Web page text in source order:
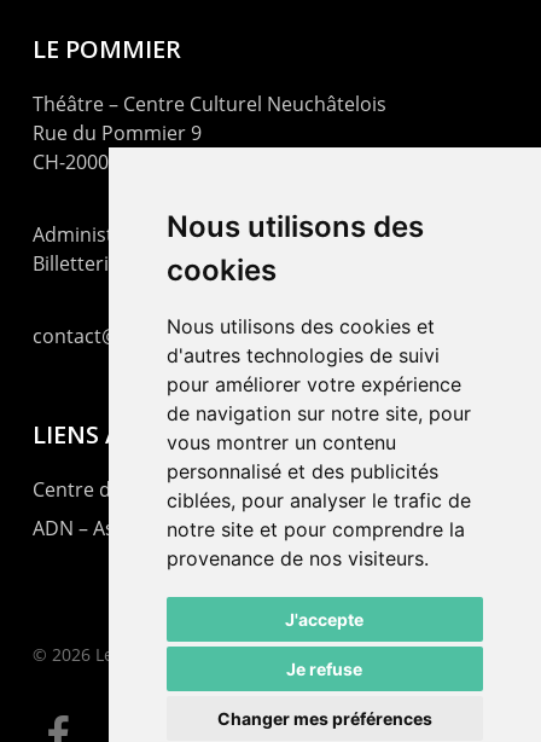
Nous utilisons des
cookies
Nous utilisons des cookies et
d'autres technologies de suivi
pour améliorer votre expérience
de navigation sur notre site, pour
vous montrer un contenu
personnalisé et des publicités
ciblées, pour analyser le trafic de
notre site et pour comprendre la
provenance de nos visiteurs.
J'accepte
Je refuse
Changer mes préférences
LE POMMIER
Théâtre – Centre Culturel Neuchâtelois
Rue du Pommier 9
CH-2000 Neuchâtel
Administration : +41 32 725 03 03
Billetterie : +41 32 725 05 05
contact@lepommier.ch
LIENS AMIS
Centre de culture ABC
ADN – Association Danse Neuchâtel
© 2026 Le Pommier.
facebook email